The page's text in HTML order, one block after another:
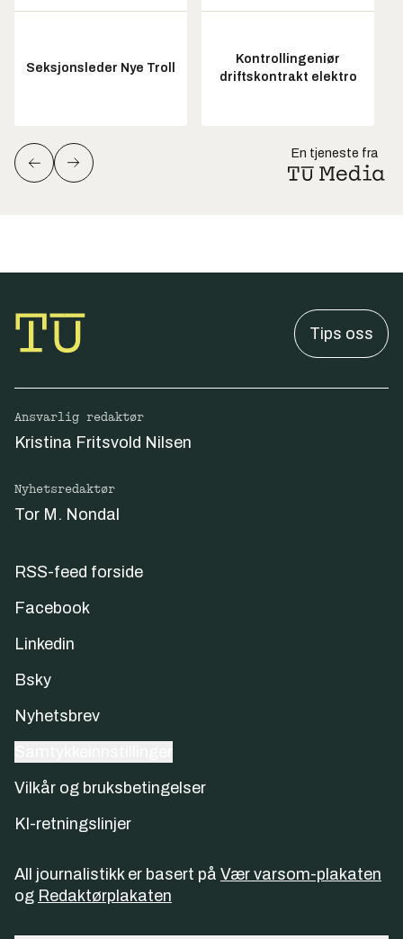
Seksjonsleder Nye Troll
Kontrollingeniør
driftskontrakt elektro
En tjeneste fra
Tips oss
Ansvarlig redaktør
Kristina Fritsvold Nilsen
Nyhetsredaktør
Tor M. Nondal
RSS-feed forside
Facebook
Linkedin
Bsky
Nyhetsbrev
Vilkår og bruksbetingelser
KI-retningslinjer
All journalistikk er basert på Vær varsom-plakaten
og Redaktørplakaten